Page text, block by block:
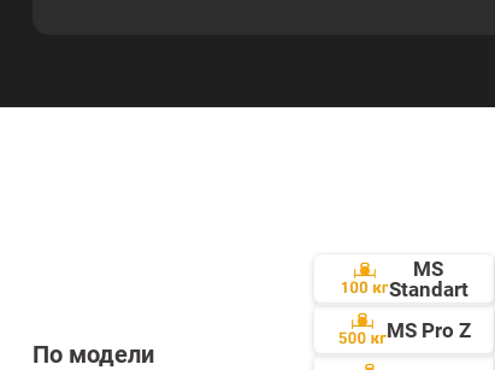
По модели
MS
Standart
MS Pro Z